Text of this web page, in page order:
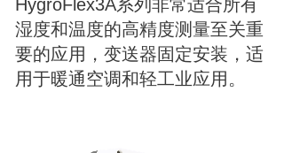
HygroFlex3A系列非常适合所有
湿度和温度的高精度测量至关重
要的应用，变送器固定安装，适
用于暖通空调和轻工业应用。